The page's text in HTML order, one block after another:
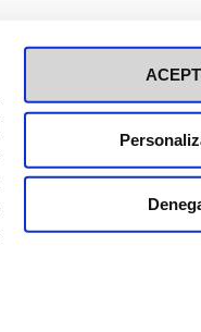
Política de privacidad
Política